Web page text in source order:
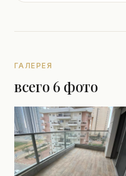
ГАЛЕРЕЯ
всего 6 фото